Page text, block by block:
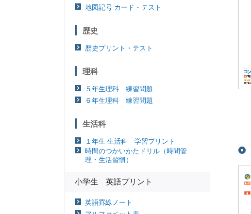
地図記号 カード・テスト
歴史
歴史プリント・テスト
理科
５年生理科 練習問題
６年生理科 練習問題
生活科
１年生 生活科 学習プリント
時間のつかいかたドリル（時間管
理・生活習慣）
小学生 英語プリント
英語罫線ノート